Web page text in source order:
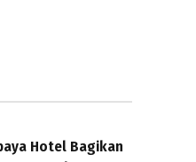
Hotel Bagikan